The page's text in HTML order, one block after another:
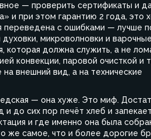
— проверить сертификаты и
и при этом гарантию 2 года, это
переведена с ошибками — лучше
духовки, микроволновки и
которая должна служить, а не
конвекции, паровой очисткой и
внешний вид, а на технические
— она хуже. Это миф.
и до сих пор печёт хлеб и
и где именно она была
же самое, что и более дорогие